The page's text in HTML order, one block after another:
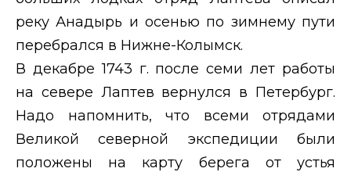
реку Анадырь и осенью по зимнему пути
перебрался в Нижне-Колымск.
В декабре 1743 г. после семи лет работы
на севере Лаптев вернулся в Петербург.
Надо напомнить, что всеми отрядами
Великой северной экспедиции были
положены на карту берега от устья